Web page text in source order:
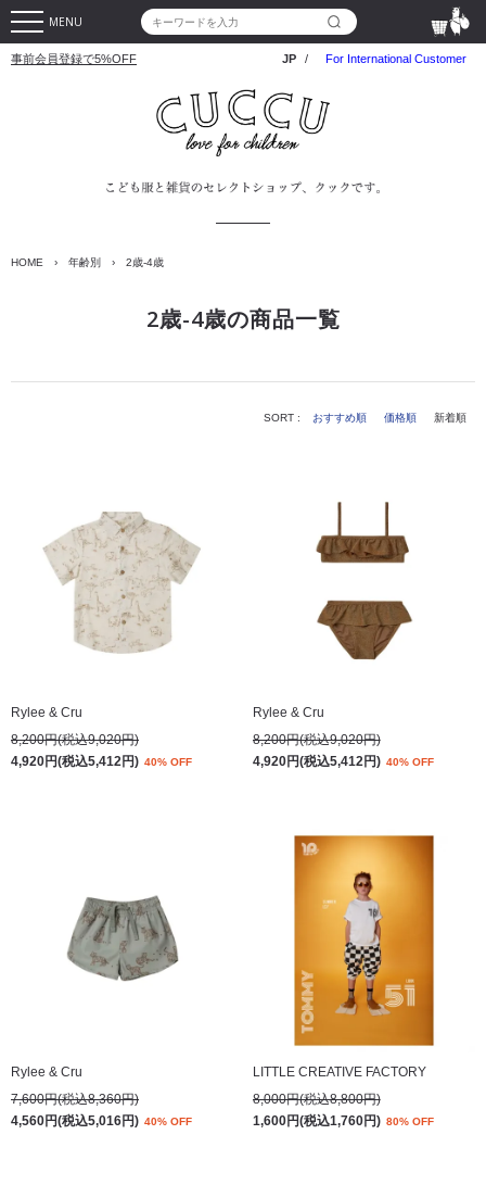
MENU
事前会員登録で5%OFF JP / For International Customer
HOME › 年齢別 › 2歳-4歳
2歳-4歳の商品一覧
SORT : おすすめ順 価格順 新着順
Rylee & Cru
8,200円(税込9,020円)
4,920円(税込5,412円) 40% OFF
Rylee & Cru
8,200円(税込9,020円)
4,920円(税込5,412円) 40% OFF
Rylee & Cru
7,600円(税込8,360円)
4,560円(税込5,016円) 40% OFF
LITTLE CREATIVE FACTORY
8,000円(税込8,800円)
1,600円(税込1,760円) 80% OFF